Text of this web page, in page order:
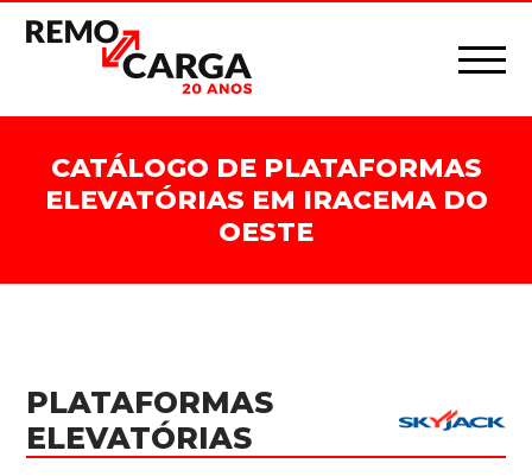
CATÁLOGO DE PLATAFORMAS
ELEVATÓRIAS EM IRACEMA DO
OESTE
PLATAFORMAS
ELEVATÓRIAS